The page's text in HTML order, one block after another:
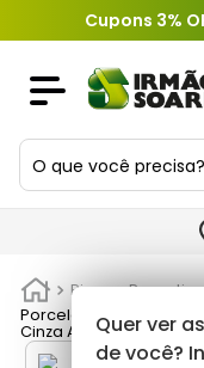
Cupons 3%
O que você
Quer ver
de você?
Pisos e
Porcelanato Esmaltado
Cinza Acetinado Extra
TERMOS MAIS
2º
3º
porta